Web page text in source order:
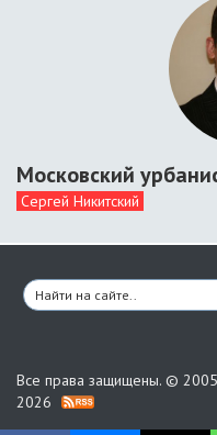
Московский
Сергей Никитский
Все права защищены. ©
2026